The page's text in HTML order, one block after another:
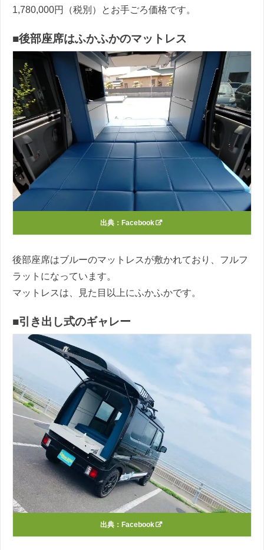
1,780,000円（税別）とお手ごろ価格です。
■後部座席はふかふかのマットレス
出典： Facebook
後部座席はブルーのマットレスが敷かれており、フルフ
ラットになっています。
マットレスは、見た目以上にふかふかです。
■引き出し式のギャレー
出典： Facebook